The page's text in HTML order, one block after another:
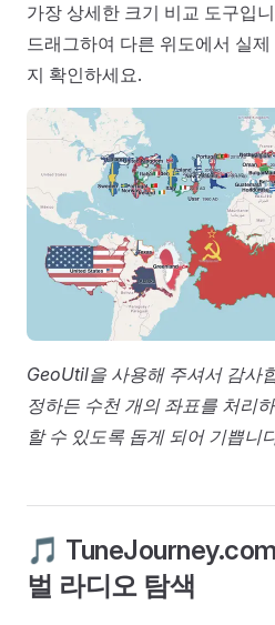
가장 상세한 크기 비교 도구입
드래그하여 다른 위도에서 실
지 확인하세요.
GeoUtil을 사용해 주셔서 감사
정하든 수천 개의 좌표를 처리
할 수 있도록 돕게 되어 기쁩니
🎵
벌 라디오 탐색